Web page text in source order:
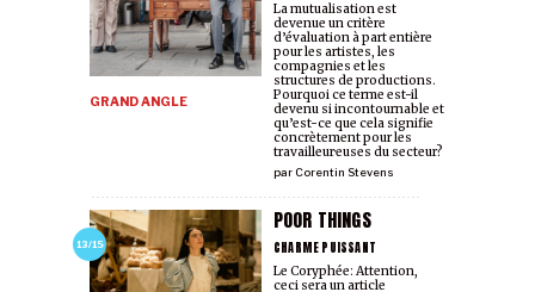
GRAND ANGLE
par Corentin Stevens
La mutualisation est
devenue un critère
d’évaluation à part entière
pour les artistes, les
compagnies et les
structures de productions.
Pourquoi ce terme est-il
devenu si incontournable et
qu’est-ce que cela signifie
concrètement pour les
travailleur·euses du secteur?
13/15
POOR THINGS
CHARME PUISSANT
Le Coryphée: Attention,
ceci sera un article